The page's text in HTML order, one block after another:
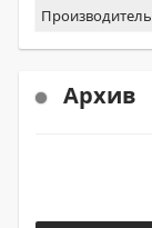
Производитель
Архив